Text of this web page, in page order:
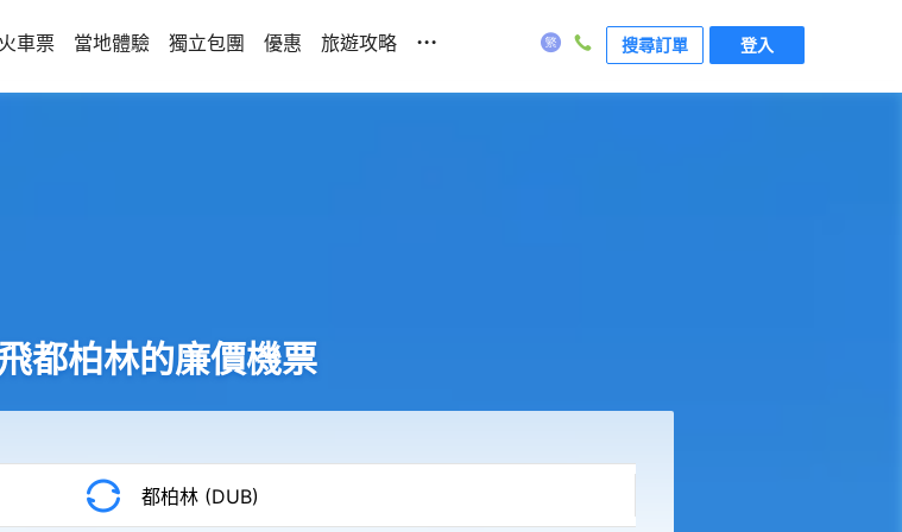
車票 當地體驗 獨立包團 優惠 旅遊攻略 ... 搜尋訂單 登入
都柏林的廉價機票